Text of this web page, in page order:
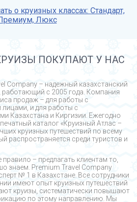
о круизных классах: Стандарт,
Люкс
ПОКУПАЮТ У НАС
Company – надежный казахстанский
работающий с 2005 года. Компания
продаж – для работы с
и для работы с
Казахстана и Киргизии. Ежегодно
каталог «Круизный Атлас –
круизных путешествий по всему
распространяется среди туристов и
правило – предлагать клиентам то,
знаем. Premium Travel Company
№ 1 в Казахстане. Все сотрудники
имеют опыт круизных путешествий
круизы, систематически повышают
по этому направлению. Мы